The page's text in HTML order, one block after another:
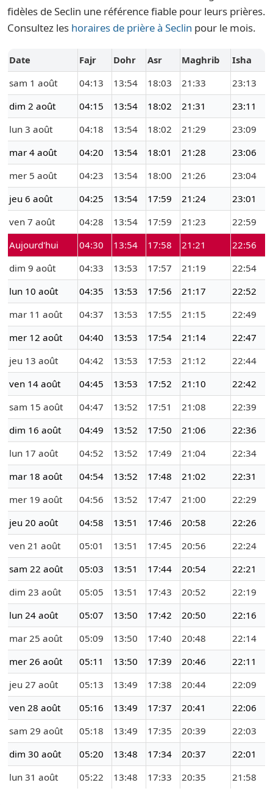
fidèles de Seclin une référence fiable pour leurs prières.
Consultez les horaires de prière à Seclin pour le mois.
Date Fajr Dohr Asr Maghrib
Isha
sam 1 août
04:13 13:54 18:03 21:33
23:13
dim 2 août
04:15 13:54 18:02 21:31
23:11
lun 3 août
04:18 13:54 18:02 21:29
23:09
mar 4 août
04:20 13:54 18:01 21:28
23:06
mer 5 août
04:23 13:54 18:00 21:26
23:04
jeu 6 août
04:25 13:54 17:59 21:24
23:01
ven 7 août
04:28 13:54 17:59 21:23
22:59
Aujourd'hui
04:30 13:54 17:58 21:21
22:56
dim 9 août
04:33 13:53 17:57 21:19
22:54
lun 10 août
04:35 13:53 17:56 21:17
22:52
mar 11 août
04:37 13:53 17:55 21:15
22:49
mer 12 août
04:40 13:53 17:54 21:14
22:47
jeu 13 août
04:42 13:53 17:53 21:12
22:44
ven 14 août
04:45 13:53 17:52 21:10
22:42
sam 15 août
04:47 13:52 17:51 21:08
22:39
dim 16 août
04:49 13:52 17:50 21:06
22:36
lun 17 août
04:52 13:52 17:49 21:04
22:34
mar 18 août
04:54 13:52 17:48 21:02
22:31
mer 19 août
04:56 13:52 17:47 21:00
22:29
jeu 20 août
04:58 13:51 17:46 20:58
22:26
ven 21 août
05:01 13:51 17:45 20:56
22:24
sam 22 août
05:03 13:51 17:44 20:54
22:21
dim 23 août
05:05 13:51 17:43 20:52
22:19
lun 24 août
05:07 13:50 17:42 20:50
22:16
mar 25 août
05:09 13:50 17:40 20:48
22:14
mer 26 août
05:11 13:50 17:39 20:46
22:11
jeu 27 août
05:13 13:49 17:38 20:44
22:09
ven 28 août
05:16 13:49 17:37 20:41
22:06
sam 29 août
05:18 13:49 17:35 20:39
22:03
dim 30 août
05:20 13:48 17:34 20:37
22:01
lun 31 août
05:22 13:48 17:33 20:35 21:58